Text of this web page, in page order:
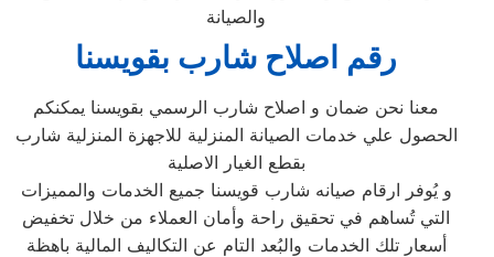
والصيانة
رقم اصلاح شارب بقويسنا
معنا نحن ضمان و اصلاح شارب الرسمي بقويسنا يمكنكم
الحصول علي خدمات الصيانة المنزلية للاجهزة المنزلية شارب
بقطع الغيار الاصلية
و يُوفر ارقام صيانه شارب قويسنا جميع الخدمات والمميزات
التي تُساهم في تحقيق راحة وأمان العملاء من خلال تخفيض
أسعار تلك الخدمات والبُعد التام عن التكاليف المالية باهظة